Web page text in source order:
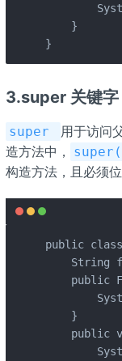
    }
}
3.super 关键字
super
用于访问
造方法中，
构造方法，且必须
public
String
public
    }
public